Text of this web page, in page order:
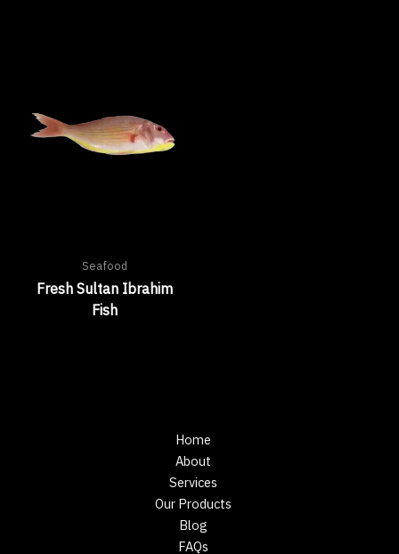
Seafood
Fresh Sultan Ibrahim
Fish
Home
About
Services
Our Products
Blog
FAQs